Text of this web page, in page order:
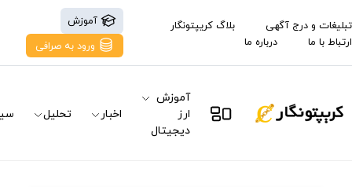
تبلیغات و درج آگهی
بلاگ کریپتونگار
ارتباط با ما
درباره ما
آموزش
ورود به صرافی
آموزش
ارز
دیجیتال
اخبار تحلیل